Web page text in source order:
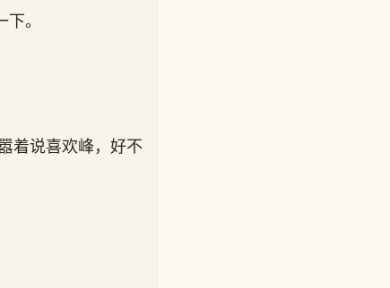
。
着说喜欢峰，好不